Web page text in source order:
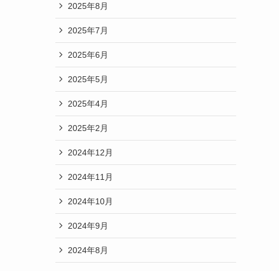
2025年8月
2025年7月
2025年6月
2025年5月
2025年4月
2025年2月
2024年12月
2024年11月
2024年10月
2024年9月
2024年8月